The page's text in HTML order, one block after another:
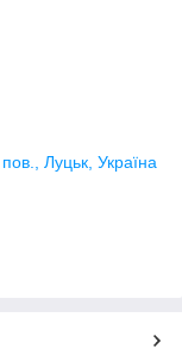
Луцьк, Україна